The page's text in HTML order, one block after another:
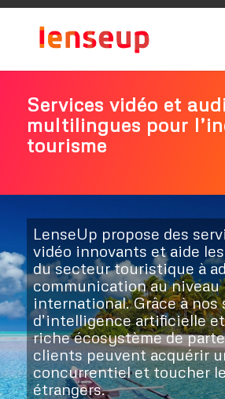
Services vidéo et
multilingues pour
tourisme
LenseUp propose des
vidéo innovants et aide
du secteur touristique à
communication au niveau
international. Grâce à nos
d’intelligence artificielle
riche écosystème de
clients peuvent acquérir
concurrentiel et toucher
étrangers.